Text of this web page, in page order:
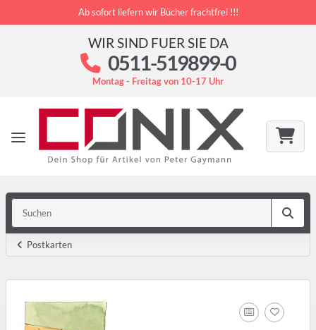
Ab sofort liefern wir Bücher frachtfrei !!!
WIR SIND FUER SIE DA
0511-519899-0
Montag - Freitag von 10-17 Uhr
Postkarten